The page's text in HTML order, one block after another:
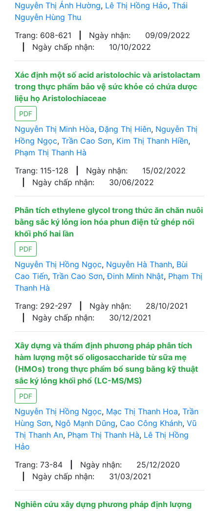
Nguyễn Thị Ánh Hường, Lê Thị Hồng Hảo, Thái
Nguyễn Hùng Thu
Trang: 608-621
Ngày nhận:
09/09/2022
Ngày chấp nhận: 10/10/2022
Xác định một số acid aristolochic và aristolactam
trong thực phẩm bảo vệ sức khỏe có chứa dược
liệu họ Aristolochiaceae
PDF
Nguyễn Thị Minh Hòa,Đặng Thị Hiên, Nguyễn Thị
Hồng Ngọc, Trần Cao Sơn, Kim Thị Thanh Hiền,
Phạm Thị Thanh Hà
Trang: 115-128
Ngày nhận:
15/02/2022
Ngày chấp nhận: 30/06/2022
Phân tích ethylene glycol trong thức ăn chăn nuôi
bằng sắc ký lỏng ion hóa phun điện tử ghép nối
khối phổ hai lần
PDF
Nguyễn Thị Hồng Ngọc, Nguyễn Hà Thanh, Bùi
Cao Tiến, Trần Cao Sơn,Đinh Minh Nhật, Phạm Thị
Thanh Hà
Trang: 292-297
Ngày nhận:
28/10/2021
Ngày chấp nhận: 30/12/2021
Xây dựng và thẩm định phương pháp phân tích
hàm lượng một số oligosaccharide từ sữa mẹ
(HMOs) trong thực phẩm bổ sung bằng kỹ thuật
sắc ký lỏng khối phổ (LC-MS/MS)
PDF
Nguyễn Thị Hồng Ngọc, Mạc Thị Thanh Hoa, Trần
Hùng Sơn, Ngô Mạnh Dũng, Cao Công Khánh, Vũ
Thị Thanh An, Phạm Thị Thanh Hà, Lê Thị Hồng
Hảo
Trang: 73-84
Ngày nhận:
25/12/2020
Ngày chấp nhận: 31/03/2021
Nghiên cứu xây dựng phương pháp định lượng